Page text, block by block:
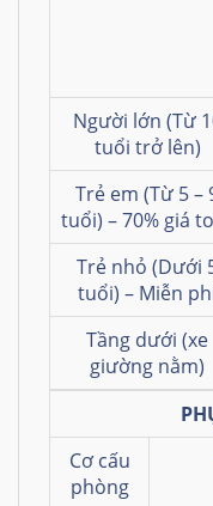
Người lớn (Từ
tuổi trở lên)
Trẻ em (Từ 5 –
tuổi) – 70% giá
Trẻ nhỏ (Dưới
tuổi) – Miễn
Tầng dưới (xe
giường nằm)
Cơ cấu
phòng